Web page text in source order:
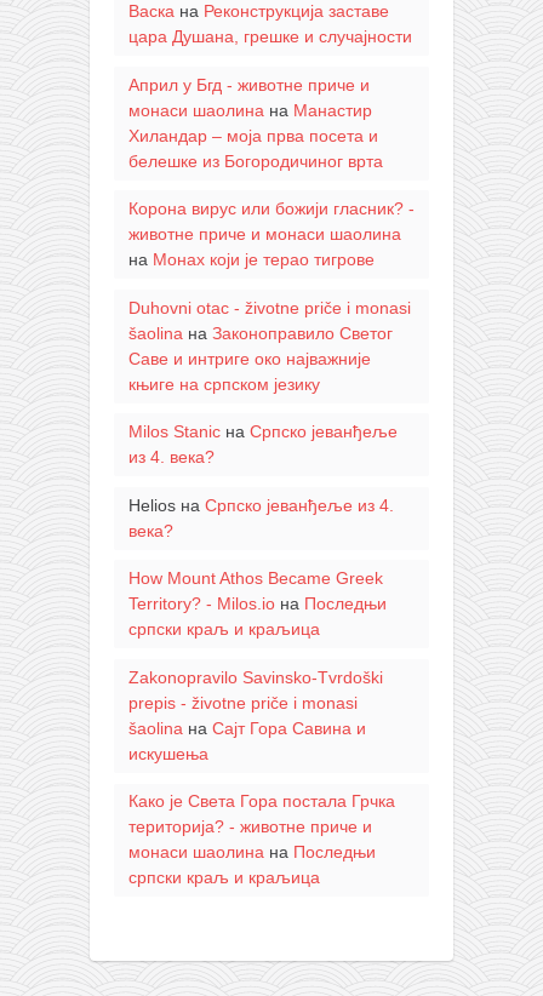
Васка на Реконструкција заставе
цара Душана, грешке и случајности
Април у Бгд - животне приче и
монаси шаолина на Манастир
Хиландар – моја прва посета и
белешке из Богородичиног врта
Корона вирус или божији гласник? -
животне приче и монаси шаолина
на Монах који је терао тигрове
Duhovni otac - životne priče i monasi
šaolina на Законоправило Светог
Саве и интриге око најважније
књиге на српском језику
Milos Stanicна Српско јеванђеље
из 4. века?
Heliosна Српско јеванђеље из 4.
века?
How Mount Athos Became Greek
Territory? - Milos.ioна Последњи
српски краљ и краљица
Zakonopravilo Savinsko-Tvrdoški
prepis - životne priče i monasi
šaolina на Сајт Гора Савина и
искушења
Како је Света Гора постала Грчка
територија? - животне приче и
монаси шаолинана Последњи
српски краљ и краљица